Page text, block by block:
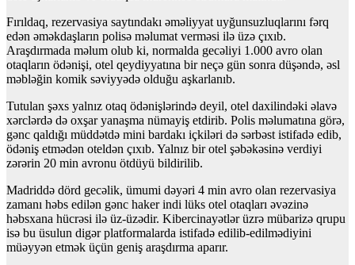
Fırıldaq, rezervasiya saytındakı əməliyyat uyğunsuzluqlarını fərq
edən əməkdaşların polisə məlumat verməsi ilə üzə çıxıb.
Araşdırmada məlum olub ki, normalda gecəliyi 1.000 avro olan
otaqların ödənişi, otel qeydiyyatına bir neçə gün sonra düşəndə, əsl
məbləğin komik səviyyədə olduğu aşkarlanıb.
Tutulan şəxs yalnız otaq ödənişlərində deyil, otel daxilindəki əlavə
xərclərdə də oxşar yanaşma nümayiş etdirib. Polis məlumatına görə,
gənc qaldığı müddətdə mini bardakı içkiləri də sərbəst istifadə edib,
ödəniş etmədən oteldən çıxıb. Yalnız bir otel şəbəkəsinə verdiyi
zərərin 20 min avronu öt­düyü bildirilib.
Madriddə dörd gecəlik, ümumi dəyəri 4 min avro olan rezervasiya
zamanı həbs edilən gənc haker indi lüks otel otaqları əvəzinə
həbsxana hücrəsi ilə üz-üzədir. Kibercinayətlər üzrə mübarizə qrupu
isə bu üsulun digər platformalarda istifadə edilib-edilmədiyini
müəyyən etmək üçün geniş araşdırma aparır.